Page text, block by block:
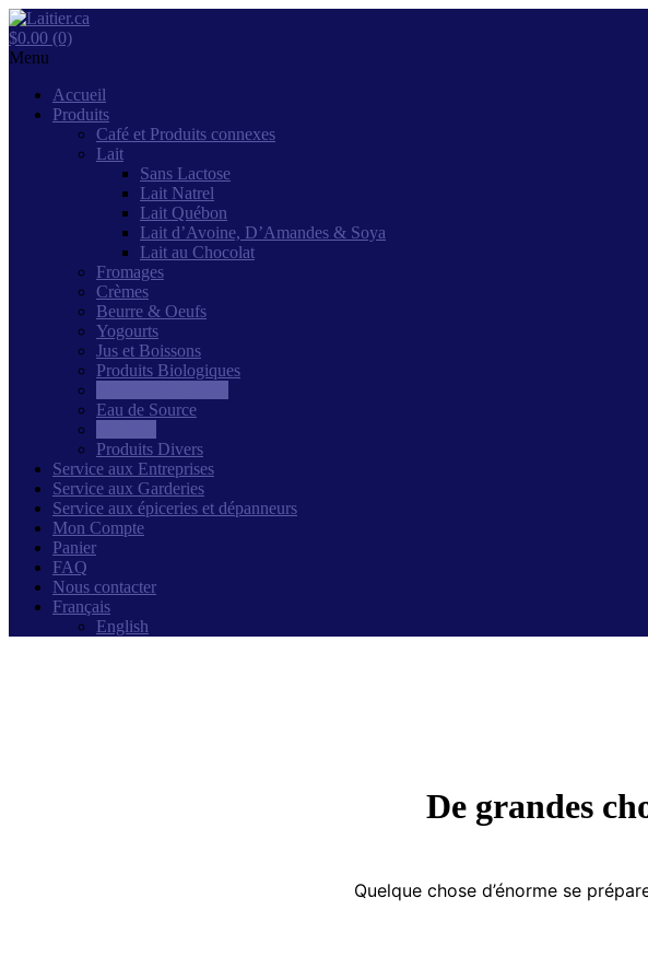
$0.00 (0)
Menu
Accueil
Produits
Café et Produits connexes
Lait
Sans Lactose
Lait Natrel
Lait Québon
Lait d’Avoine, D’Amandes & Soya
Lait au Chocolat
Fromages
Crèmes
Beurre & Oeufs
Yogourts
Jus et Boissons
Produits Biologiques
Eau de Source
Produits Divers
Service aux Entreprises
Service aux Garderies
Service aux épiceries et dépanneurs
Mon Compte
Panier
FAQ
Nous contacter
Français
English
De grandes
Quelque chose d’énorme se